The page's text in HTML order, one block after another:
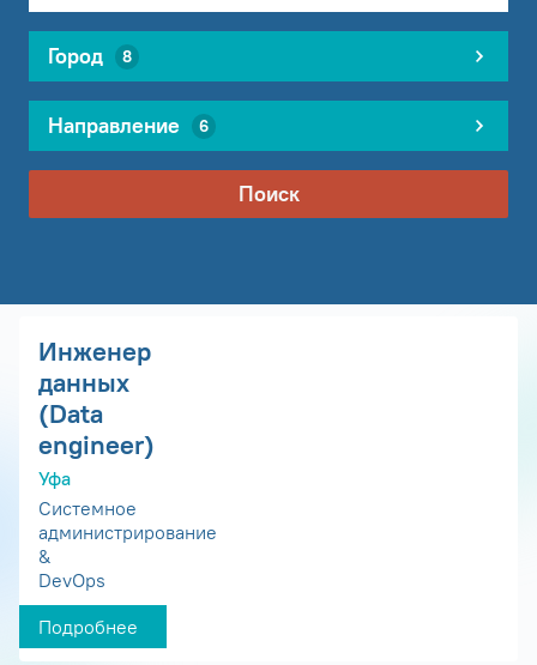
Город 8
Направление 6
Поиск
Инженер
данных
(Data
engineer)
Уфа
Системное
администрирование
&
DevOps
Подробнее